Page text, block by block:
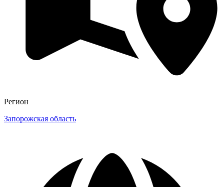
Регион
Запорожская область